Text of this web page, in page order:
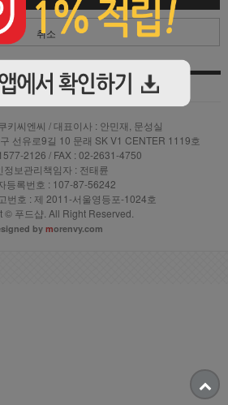
취소
보 처리방침 |이용약관|PC버전 바로가기
키씨엔씨 / 대표이사 : 안민재, 문성실
선유로9길 10 문래 SK V1 CENTER 1119호
2126 / FAX : 02-2631-4750
정보관리책임자 : 전태륜
등록번호 : 107-87-56242
번호 : 제 2011-서울영등포-1024호
© 푸드샵. All Right Reserved.
by morenvy.com